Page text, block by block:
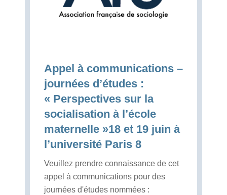
Appel à communications –
journées d’études :
« Perspectives sur la
socialisation à l’école
maternelle »18 et 19 juin à
l’université Paris 8
Veuillez prendre connaissance de cet
appel à communications pour des
journées d'études nommées :